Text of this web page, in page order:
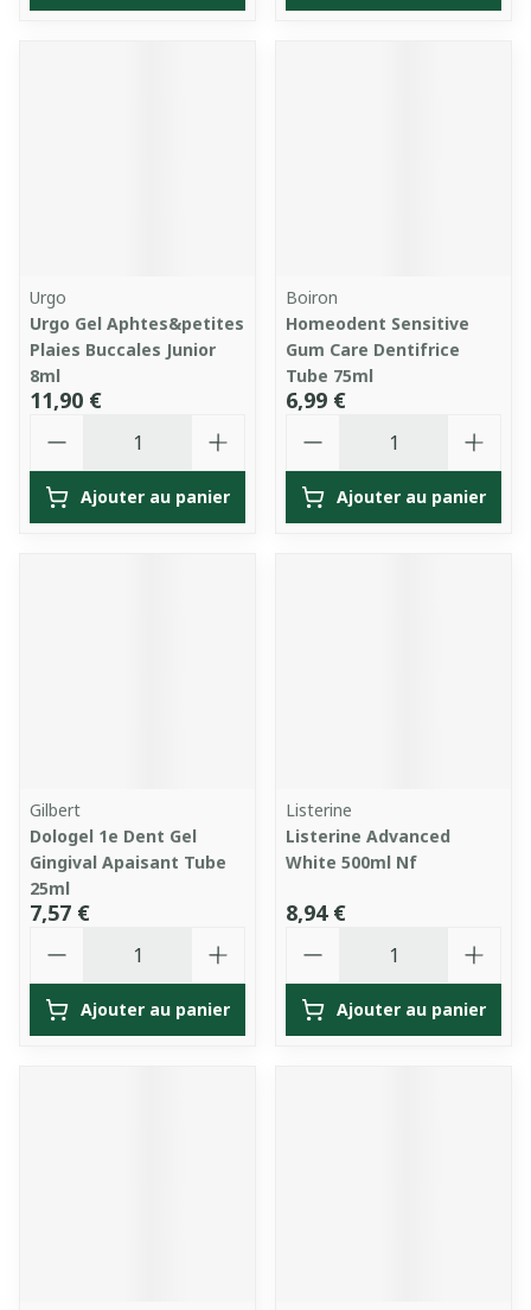
Urgo
Urgo Gel Aphtes&petites
Plaies Buccales Junior
8ml
11,90 €
Ajouter au panier
Boiron
Homeodent Sensitive
Gum Care Dentifrice
Tube 75ml
6,99 €
Ajouter au panier
Gilbert
Dologel 1e Dent Gel
Gingival Apaisant Tube
25ml
7,57 €
Ajouter au panier
Listerine
Listerine Advanced
White 500ml Nf
8,94 €
Ajouter au panier